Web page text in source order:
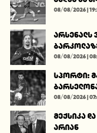
08/08/2026 |
არსენალს
08/08/2026 |
სპორტი:
08/08/2026 |
მექსიკა
არიან